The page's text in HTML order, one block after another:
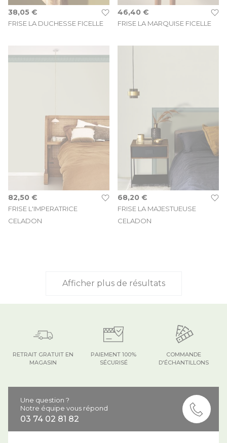
FRISE LA DUCHESSE FICELLE
38,05 €
FRISE LA MARQUISE FICELLE
46,40 €
FRISE L'IMPERATRICE
CELADON
82,50 €
FRISE LA MAJESTUEUSE
CELADON
68,20 €
Afficher plus de résultats
COMMANDE
D'ÉCHANTILLONS
PAIEMENT 100%
SÉCURISÉ
RETRAIT GRATUIT EN
MAGASIN
Une question ?
Notre équipe vous répond
03 74 02 81 82